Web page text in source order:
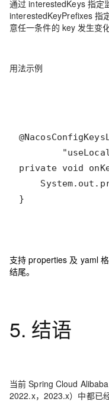
通过 interestedKeys 指定
interestedKeyPrefixes 指
意任一条件的 key 发生变
用法示例
}
支持 properties 及 yaml
结尾。
5. 结语
当前 Spring Cloud
2022.x，2023.x）中都已